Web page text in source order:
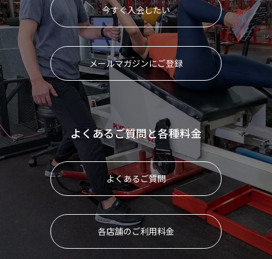
今すぐ入会したい
メールマガジンにご登録
よくあるご質問と各種料金
よくあるご質問
各店舗のご利用料金